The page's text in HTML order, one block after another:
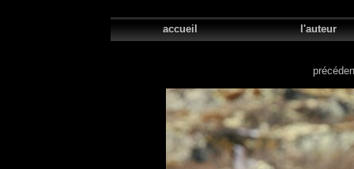
accueil